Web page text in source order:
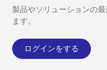
製品やソリューションの
ます。
ログインをする